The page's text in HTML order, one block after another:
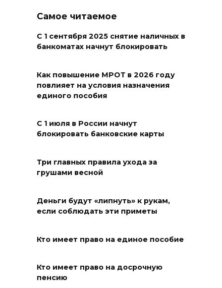
07 августа 2026 18:30
Судьба аварийного особняка
в донской столице
«Метеор» «Андрей Байков»
Меры поддержки после ЧС
избирательного процесса в
07 августа 2026 17:14
В Ростове доходный дом
Емельяновых на Большой
Самое читаемое
С 1 сентября 2025 снятие наличных в
банкоматах начнут блокировать
Как повышение МРОТ в 2026 году
повлияет на условия назначения
единого пособия
С 1 июля в России начнут
блокировать банковские карты
Три главных правила ухода за
грушами весной
Деньги будут «липнуть» к рукам,
если соблюдать эти приметы
Кто имеет право на единое пособие
Кто имеет право на досрочную
пенсию